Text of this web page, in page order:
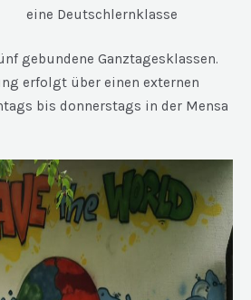
eine Deutschlernklasse
gebundene Ganztagesklassen.
erfolgt über einen externen
bis donnerstags in der Mensa